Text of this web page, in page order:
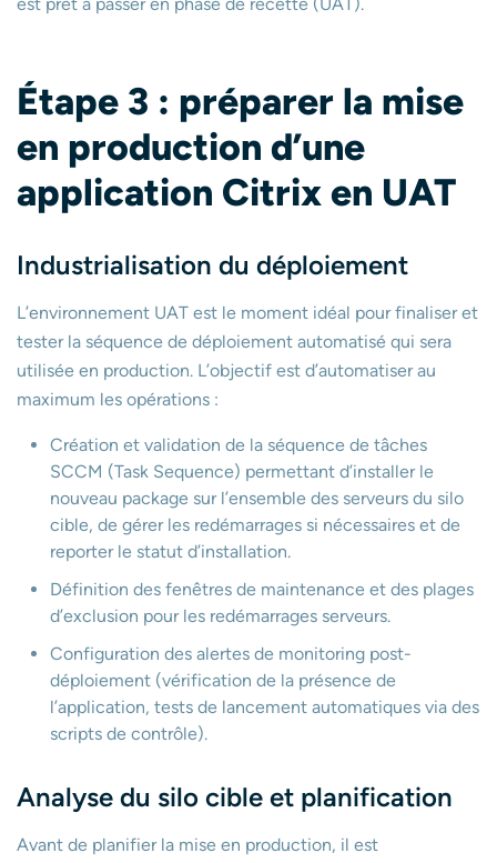
Étape 3 : préparer la mise
en production d’une
application Citrix en UAT
Industrialisation du déploiement
L’environnement UAT est le moment idéal pour finaliser et
tester la séquence de déploiement automatisé qui sera
utilisée en production. L’objectif est d’automatiser au
maximum les opérations :
Création et validation de la séquence de tâches
SCCM (Task Sequence) permettant d’installer le
nouveau package sur l’ensemble des serveurs du silo
cible, de gérer les redémarrages si nécessaires et de
reporter le statut d’installation.
Définition des fenêtres de maintenance et des plages
d’exclusion pour les redémarrages serveurs.
Configuration des alertes de monitoring post-
déploiement (vérification de la présence de
l’application, tests de lancement automatiques via des
scripts de contrôle).
Analyse du silo cible et planification
Avant de planifier la mise en production, il est